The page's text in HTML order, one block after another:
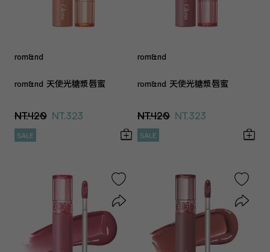
rom&nd
rom&nd 天使光糖漿唇蜜
NT.420 NT.323
SALE
rom&nd
rom&nd 天使光糖漿唇蜜
NT.420 NT.323
SALE